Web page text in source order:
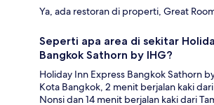
Ya, ada restoran di properti, Great
Seperti apa area di sekitar
Bangkok Sathorn by IHG?
Holiday Inn Express Bangkok Sathorn
Kota Bangkok, 2 menit berjalan kaki
Nonsi dan 14 menit berjalan kaki dari